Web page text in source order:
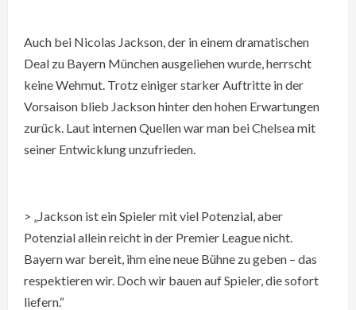
Auch bei Nicolas Jackson, der in einem dramatischen
Deal zu Bayern München ausgeliehen wurde, herrscht
keine Wehmut. Trotz einiger starker Auftritte in der
Vorsaison blieb Jackson hinter den hohen Erwartungen
zurück. Laut internen Quellen war man bei Chelsea mit
seiner Entwicklung unzufrieden.
> „Jackson ist ein Spieler mit viel Potenzial, aber
Potenzial allein reicht in der Premier League nicht.
Bayern war bereit, ihm eine neue Bühne zu geben – das
respektieren wir. Doch wir bauen auf Spieler, die sofort
liefern.“